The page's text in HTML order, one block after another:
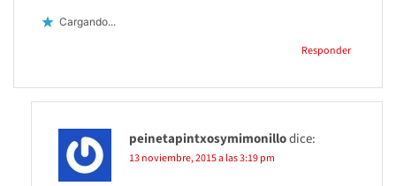
Cargando...
Responder
peinetapintxosymimonillodice:
13 noviembre, 2015 a las 3:19 pm